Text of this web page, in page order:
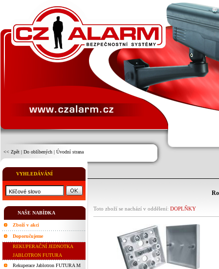
<< Zpět | Do oblíbených | Úvodní strana
VYHLEDÁVÁNÍ
NAŠE NABÍDKA
Zboží v akci
Doporučujeme
REKUPERAČNÍ JEDNOTKA
JABLOTRON FUTURA
Rekuperace Jablotron FUTURA M
Toto zboží se nachází v oddělení: DOPLŇKY